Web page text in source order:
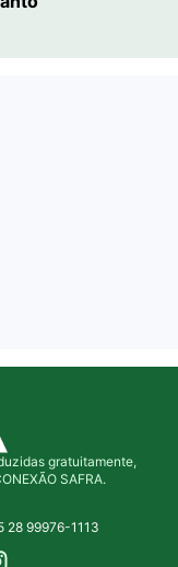
gratuitamente,
SAFRA.
28 99976-1113